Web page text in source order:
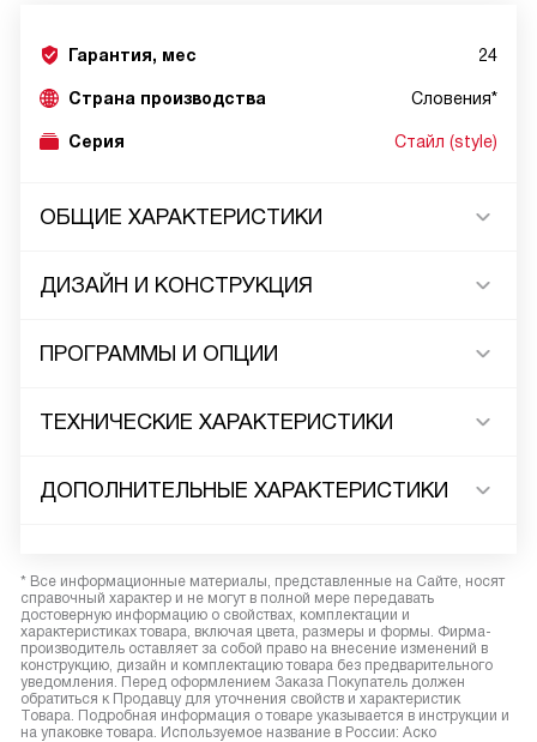
Гарантия, мес 24
Страна производства Словения*
Серия Стайл (style)
ОБЩИЕ ХАРАКТЕРИСТИКИ
ДИЗАЙН И КОНСТРУКЦИЯ
ПРОГРАММЫ И ОПЦИИ
ТЕХНИЧЕСКИЕ ХАРАКТЕРИСТИКИ
ДОПОЛНИТЕЛЬНЫЕ ХАРАКТЕРИСТИКИ
* Все информационные материалы, представленные на Сайте, носят
справочный характер и не могут в полной мере передавать
достоверную информацию о свойствах, комплектации и
характеристиках товара, включая цвета, размеры и формы. Фирма-
производитель оставляет за собой право на внесение изменений в
конструкцию, дизайн и комплектацию товара без предварительного
уведомления. Перед оформлением Заказа Покупатель должен
обратиться к Продавцу для уточнения свойств и характеристик
Товара. Подробная информация о товаре указывается в инструкции и
на упаковке товара. Используемое название в России: Аско